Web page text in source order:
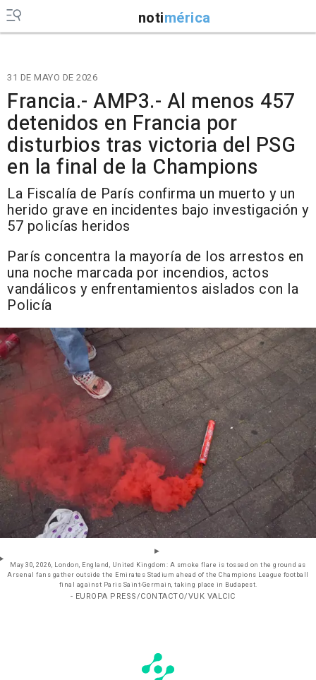
notimérica
31 DE MAYO DE 2026
Francia.- AMP3.- Al menos 457
detenidos en Francia por
disturbios tras victoria del PSG
en la final de la Champions
La Fiscalía de París confirma un muerto y un
herido grave en incidentes bajo investigación y
57 policías heridos
París concentra la mayoría de los arrestos en
una noche marcada por incendios, actos
vandálicos y enfrentamientos aislados con la
Policía
May 30, 2026, London, England, United Kingdom: A smoke flare is tossed on the ground as
Arsenal fans gather outside the Emirates Stadium ahead of the Champions League football
final against Paris Saint-Germain, taking place in Budapest.
- EUROPA PRESS/CONTACTO/VUK VALCIC